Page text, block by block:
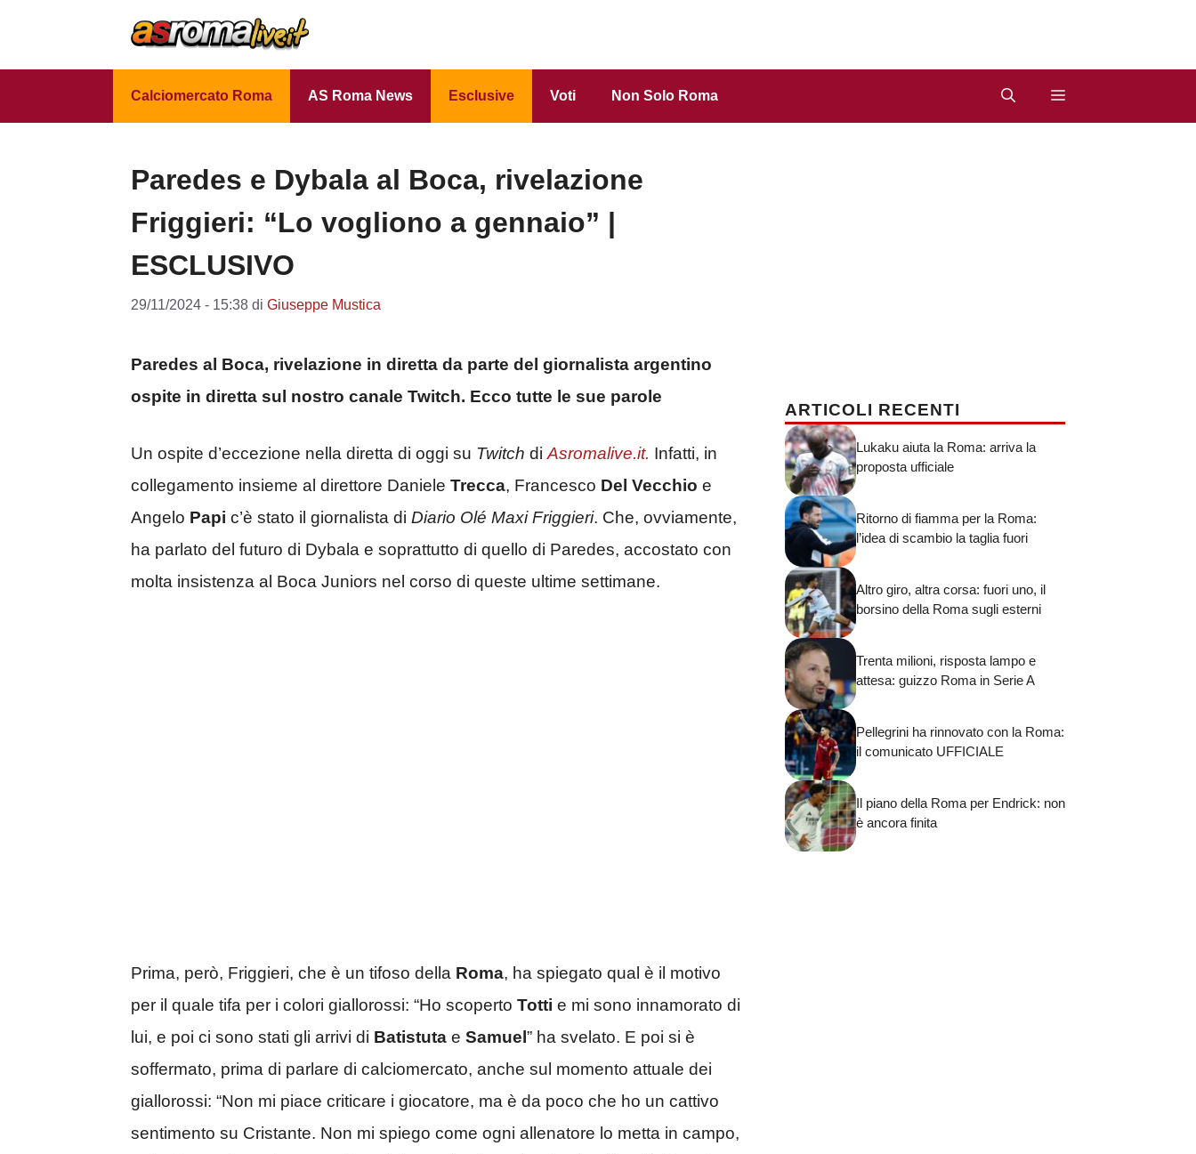
Calciomercato Roma AS Roma News Esclusive Voti Non Solo Roma
Paredes e Dybala al Boca, rivelazione
Friggieri: “Lo vogliono a gennaio” |
ESCLUSIVO
29/11/2024 - 15:38 di Giuseppe Mustica
Paredes al Boca, rivelazione in diretta da parte del giornalista argentino
ospite in diretta sul nostro canale Twitch. Ecco tutte le sue parole
Un ospite d’eccezione nella diretta di oggi su Twitch di Asromalive.it. Infatti, in
collegamento insieme al direttore Daniele Trecca, Francesco Del Vecchio e
Angelo Papi c’è stato il giornalista di Diario Olé Maxi Friggieri. Che, ovviamente,
ha parlato del futuro di Dybala e soprattutto di quello di Paredes, accostato con
molta insistenza al Boca Juniors nel corso di queste ultime settimane.
Prima, però, Friggieri, che è un tifoso della Roma, ha spiegato qual è il motivo
per il quale tifa per i colori giallorossi: “Ho scoperto Totti e mi sono innamorato di
lui, e poi ci sono stati gli arrivi di Batistuta e Samuel” ha svelato. E poi si è
soffermato, prima di parlare di calciomercato, anche sul momento attuale dei
giallorossi: “Non mi piace criticare i giocatore, ma è da poco che ho un cattivo
sentimento su Cristante. Non mi spiego come ogni allenatore lo metta in campo,
ARTICOLI RECENTI
Lukaku aiuta la Roma: arriva la
proposta ufficiale
Ritorno di fiamma per la Roma:
l’idea di scambio la taglia fuori
Altro giro, altra corsa: fuori uno, il
borsino della Roma sugli esterni
Trenta milioni, risposta lampo e
attesa: guizzo Roma in Serie A
Pellegrini ha rinnovato con la Roma:
il comunicato UFFICIALE
Il piano della Roma per Endrick: non
è ancora finita